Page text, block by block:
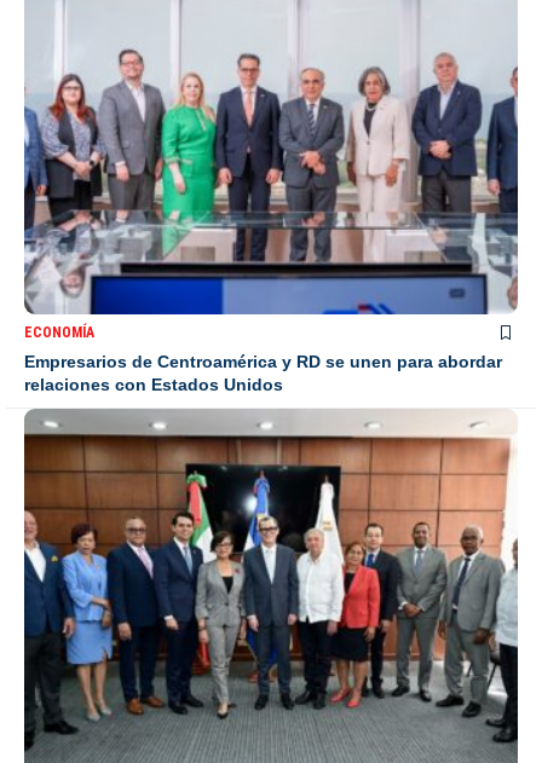
ECONOMÍA
Empresarios de Centroamérica y RD se unen para abordar
relaciones con Estados Unidos